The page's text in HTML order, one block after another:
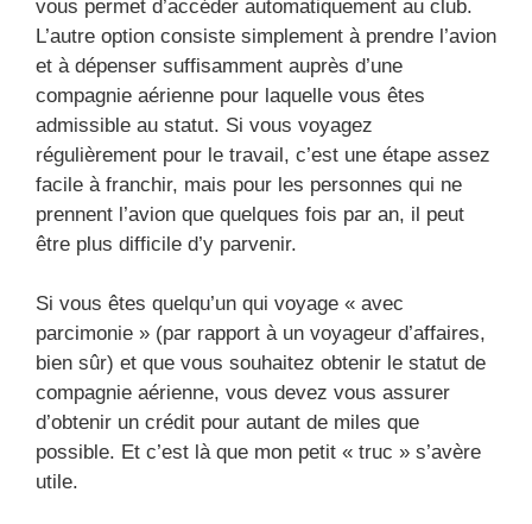
vous permet d’accéder automatiquement au club.
L’autre option consiste simplement à prendre l’avion
et à dépenser suffisamment auprès d’une
compagnie aérienne pour laquelle vous êtes
admissible au statut. Si vous voyagez
régulièrement pour le travail, c’est une étape assez
facile à franchir, mais pour les personnes qui ne
prennent l’avion que quelques fois par an, il peut
être plus difficile d’y parvenir.
Si vous êtes quelqu’un qui voyage « avec
parcimonie » (par rapport à un voyageur d’affaires,
bien sûr) et que vous souhaitez obtenir le statut de
compagnie aérienne, vous devez vous assurer
d’obtenir un crédit pour autant de miles que
possible. Et c’est là que mon petit « truc » s’avère
utile.